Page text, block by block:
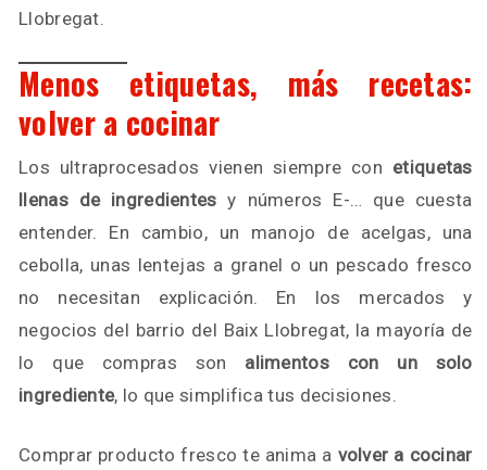
Llobregat.
Menos etiquetas, más recetas:
volver a cocinar
Los ultraprocesados vienen siempre con etiquetas
llenas de ingredientes y números E-… que cuesta
entender. En cambio, un manojo de acelgas, una
cebolla, unas lentejas a granel o un pescado fresco
no necesitan explicación. En los mercados y
negocios del barrio del Baix Llobregat, la mayoría de
lo que compras son alimentos con un solo
ingrediente, lo que simplifica tus decisiones.
Comprar producto fresco te anima a volver a cocinar